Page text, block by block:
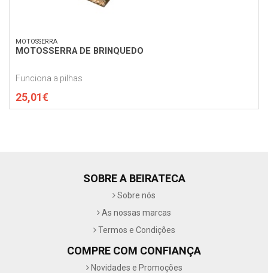
MOTOSSERRA
MOTOSSERRA DE BRINQUEDO
Funciona a pilhas
25,01€
SOBRE A BEIRATECA
Sobre nós
As nossas marcas
Termos e Condições
COMPRE COM CONFIANÇA
Novidades e Promoções